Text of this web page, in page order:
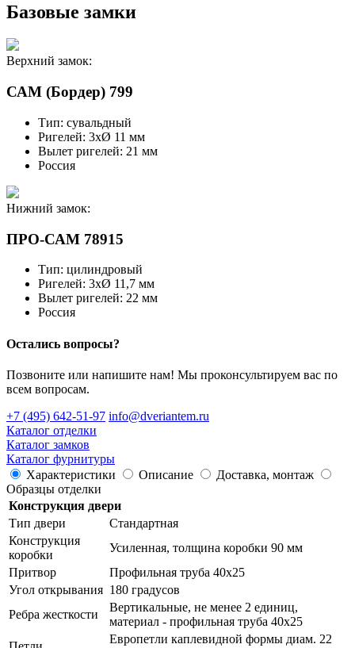
Базовые замки
Верхний замок:
САМ (Бордер) 799
Тип: сувальдный
Ригелей: 3хØ 11 мм
Вылет ригелей: 21 мм
Россия
Нижний замок:
ПРО-САМ 78915
Тип: цилиндровый
Ригелей: 3хØ 11,7 мм
Вылет ригелей: 22 мм
Россия
Осталиcь вопросы?
Позвоните или напишите нам! Мы проконсультируем вас по
всем вопросам.
+7 (495) 642-51-97 info@dveriantem.ru
Каталог отделки
Каталог замков
Каталог фурнитуры
Характеристики
Описание
Доставка, монтаж
Образцы отделки
Конструкция двери
Тип двери
Стандартная
Конструкция
коробки
Усиленная, толщина коробки 90 мм
Притвор
Профильная труба 40х25
Угол открывания 180 градусов
Ребра жесткости
Вертикальные, не менее 2 единиц,
материал - профильная труба 40х25
Европетли каплевидной формы диам. 22